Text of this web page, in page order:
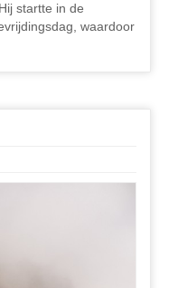
startte in de
waardoor